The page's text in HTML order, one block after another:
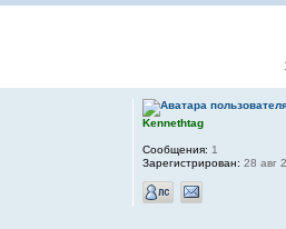
Kennethtag
Сообщения: 1
Зарегистрирован: 28 авг